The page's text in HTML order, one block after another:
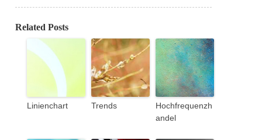
Related Posts
Linienchart Trends
Hochfrequenzh
andel